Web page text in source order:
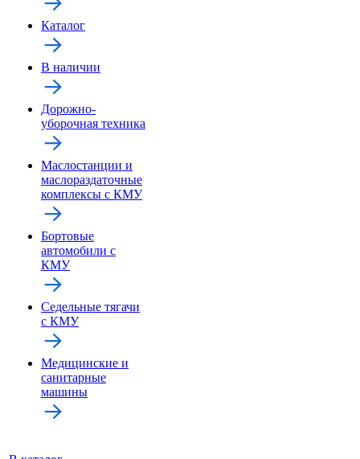
Каталог
В наличии
Дорожно-
уборочная техника
Маслостанции и
маслораздаточные
комплексы с КМУ
Бортовые
автомобили с
КМУ
Седельные тягачи
с КМУ
Медицинские и
санитарные
машины